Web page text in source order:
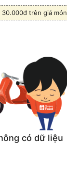
30.000đ trên giá món
có dữ liệu